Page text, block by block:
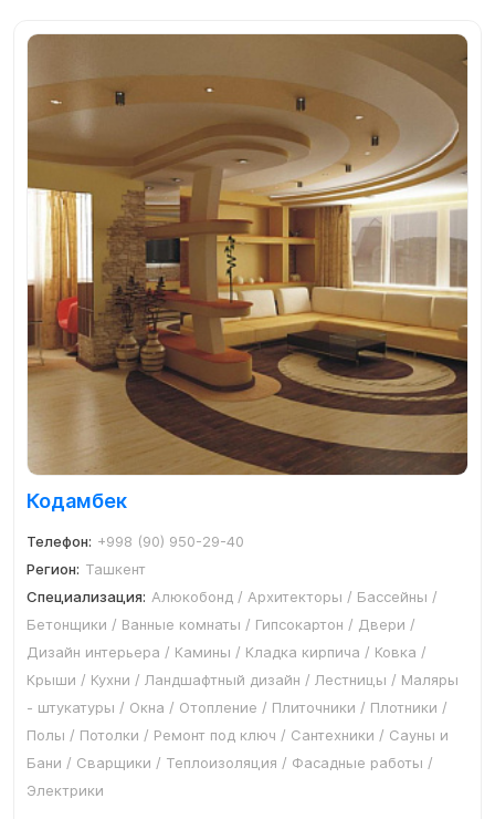
Кодамбек
Телефон: +998 (90) 950-29-40
Регион: Ташкент
Специализация: Алюкобонд / Архитекторы / Бассейны /
Бетонщики / Ванные комнаты / Гипсокартон / Двери /
Дизайн интерьера / Камины / Кладка кирпича / Ковка /
Крыши / Кухни / Ландшафтный дизайн / Лестницы / Маляры
- штукатуры / Окна / Отопление / Плиточники / Плотники /
Полы / Потолки / Ремонт под ключ / Сантехники / Сауны и
Бани / Сварщики / Теплоизоляция / Фасадные работы /
Электрики